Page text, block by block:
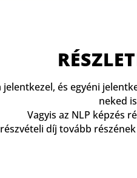
és egyéni
neked
Vagyis az NLP képzés
díj tovább